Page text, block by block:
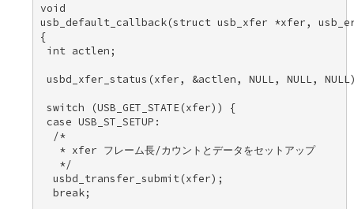
void
usb_default_callback(struct usb_xfer *xfer,
{
int actlen;
usbd_xfer_status(xfer, &actlen, NULL, NULL,
switch (USB_GET_STATE(xfer)) {
case USB_ST_SETUP:
  /*
   * xfer フレーム長/カウントとデータをセットアップ
   */
  usbd_transfer_submit(xfer);
  break;